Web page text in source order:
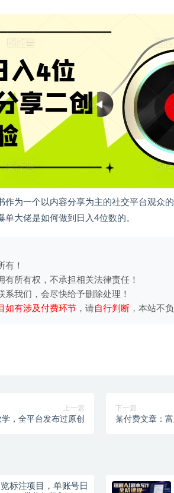
作为一个以内容分享为主的社交平台观众
大佬是如何做到日入4位数的。
有！
所有权，不承担相关法律责任！
我们，会尽快给予删除处理！
如有涉及付费环节 ，请自行判断 ，本站不
上一篇
，全平台发布过原创
下一篇
某付费文章：
标注项目，单账号日